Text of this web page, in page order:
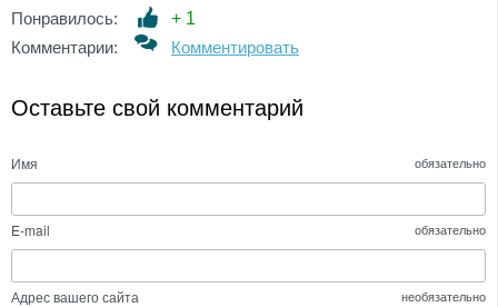
Понравилось:
+ 1
Комментарии:
Комментировать
Оставьте свой комментарий
Имя обязательно
E-mail обязательно
Адрес вашего сайта необязательно